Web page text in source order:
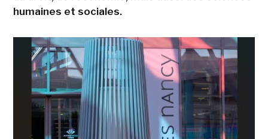
humaines et sociales.